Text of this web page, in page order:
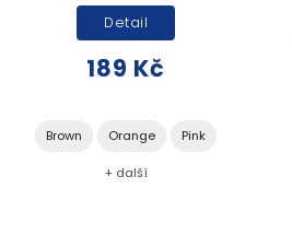
189 Kč
Detail
Brown Orange Pink
+ další